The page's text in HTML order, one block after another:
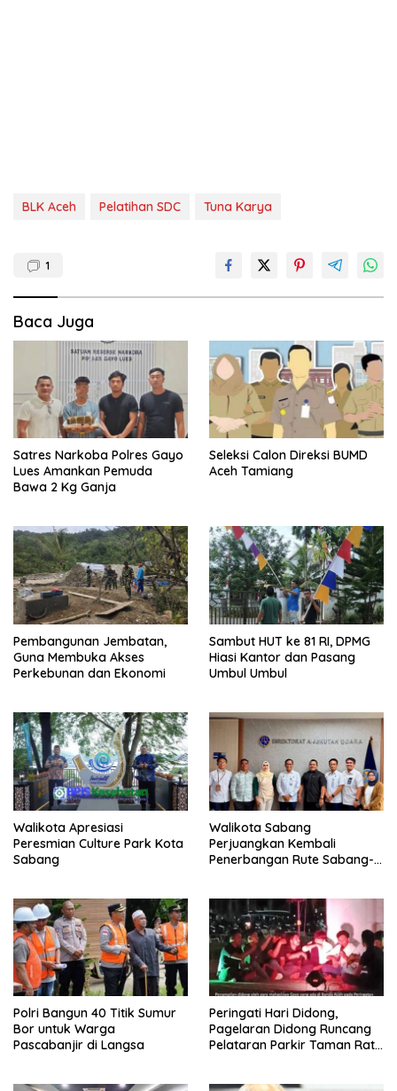
BLK Aceh Pelatihan SDC Tuna Karya
1
Baca Juga
Satres Narkoba Polres Gayo
Lues Amankan Pemuda
Bawa 2 Kg Ganja
Seleksi Calon Direksi BUMD
Aceh Tamiang
Pembangunan Jembatan,
Guna Membuka Akses
Perkebunan dan Ekonomi
Sambut HUT ke 81 RI, DPMG
Hiasi Kantor dan Pasang
Umbul Umbul
Walikota Apresiasi
Peresmian Culture Park Kota
Sabang
Walikota Sabang
Perjuangkan Kembali
Penerbangan Rute Sabang-
Polri Bangun 40 Titik Sumur
Bor untuk Warga
Pascabanjir di Langsa
Peringati Hari Didong,
Pagelaran Didong Runcang
Pelataran Parkir Taman Ratu